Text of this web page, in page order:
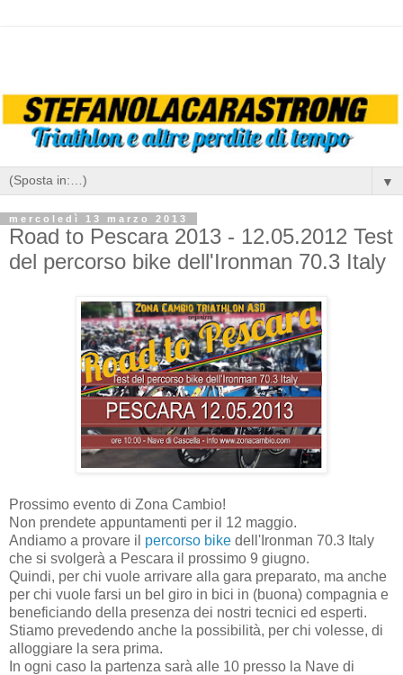
▼
mercoledì 13 marzo 2013
Road to Pescara 2013 - 12.05.2012 Test
del percorso bike dell'Ironman 70.3 Italy
Prossimo evento di Zona Cambio!
Non prendete appuntamenti per il 12 maggio.
Andiamo a provare il percorso bike dell'Ironman 70.3 Italy
che si svolgerà a Pescara il prossimo 9 giugno.
Quindi, per chi vuole arrivare alla gara preparato, ma anche
per chi vuole farsi un bel giro in bici in (buona) compagnia e
beneficiando della presenza dei nostri tecnici ed esperti.
Stiamo prevedendo anche la possibilità, per chi volesse, di
alloggiare la sera prima.
In ogni caso la partenza sarà alle 10 presso la Nave di